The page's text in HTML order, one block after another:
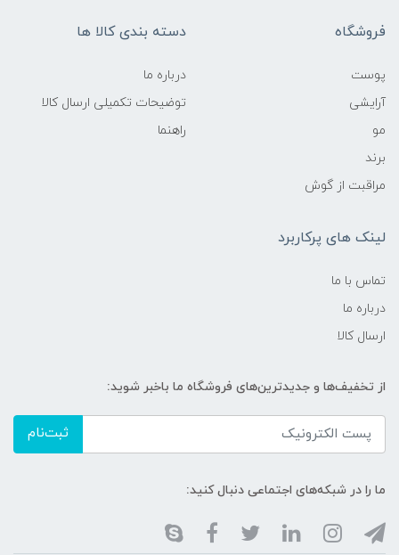
فروشگاه
پوست
آرایشی
مو
برند
مراقبت از گوش
دسته بندی کالا ها
درباره ما
توضیحات تکمیلی ارسال کالا
راهنما
لینک های پرکاربرد
تماس با ما
درباره ما
ارسال کالا
از تخفیف‌ها و جدیدترین‌های فروشگاه ما باخبر شوید:
ثبت‌نام
ما را در شبکه‌های اجتماعی دنبال کنید: